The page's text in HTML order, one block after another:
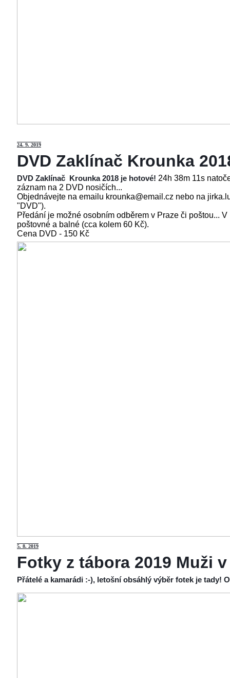
24. 9. 2019
DVD Zaklínač Krounka
DVD Zaklínač Krounka 2018 je hotové! 24h 38m 11s
záznam na 2 DVD nosičích...
Objednávejte na emailu krounka@email.cz nebo na
"DVD").
Předání je možné osobním odběrem v Praze či poštou...
poštovné a balné (cca kolem 60 Kč).
Cena DVD - 150 Kč
5. 8. 2019
Fotky z tábora 2019 Muži
Přátelé a kamarádi :-), letošní obsáhlý výběr fotek je tady!